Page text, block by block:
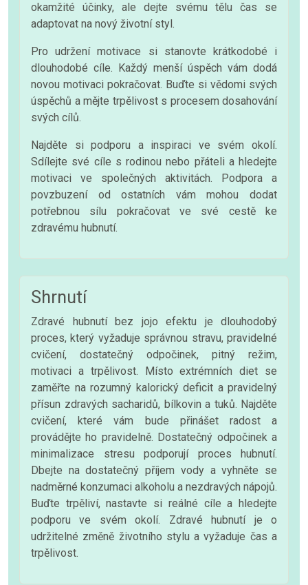
okamžité účinky, ale dejte svému tělu čas se
adaptovat na nový životní styl.
Pro udržení motivace si stanovte krátkodobé i
dlouhodobé cíle. Každý menší úspěch vám dodá
novou motivaci pokračovat. Buďte si vědomi svých
úspěchů a mějte trpělivost s procesem dosahování
svých cílů.
Najděte si podporu a inspiraci ve svém okolí.
Sdílejte své cíle s rodinou nebo přáteli a hledejte
motivaci ve společných aktivitách. Podpora a
povzbuzení od ostatních vám mohou dodat
potřebnou sílu pokračovat ve své cestě ke
zdravému hubnutí.
Shrnutí
Zdravé hubnutí bez jojo efektu je dlouhodobý
proces, který vyžaduje správnou stravu, pravidelné
cvičení, dostatečný odpočinek, pitný režim,
motivaci a trpělivost. Místo extrémních diet se
zaměřte na rozumný kalorický deficit a pravidelný
přísun zdravých sacharidů, bílkovin a tuků. Najděte
cvičení, které vám bude přinášet radost a
provádějte ho pravidelně. Dostatečný odpočinek a
minimalizace stresu podporují proces hubnutí.
Dbejte na dostatečný příjem vody a vyhněte se
nadměrné konzumaci alkoholu a nezdravých nápojů.
Buďte trpěliví, nastavte si reálné cíle a hledejte
podporu ve svém okolí. Zdravé hubnutí je o
udržitelné změně životního stylu a vyžaduje čas a
trpělivost.